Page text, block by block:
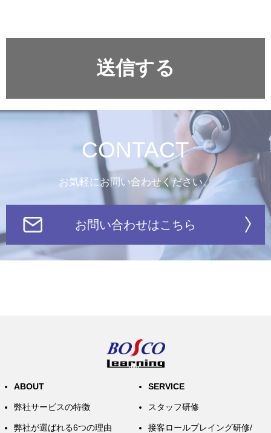
CONTACT
お気軽にお問い合わせください。
お問い合わせはこちら
ABOUT
弊社サービスの特徴
弊社が選ばれる6つの理由
SERVICE
スタッフ研修
接客ロールプレイング研修/